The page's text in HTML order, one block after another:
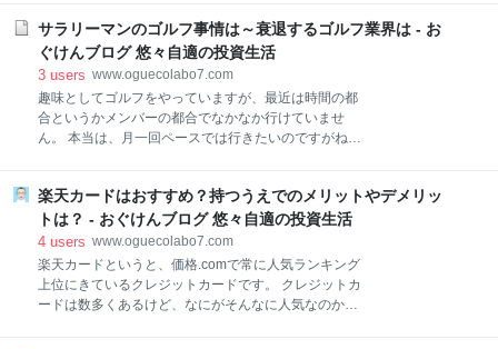
は、1回払い、2回払い、分割払い、リボ払い、ボーナ
ス払い。 海外は、1回払い。 締め日・支払日は、15日
締め・翌月10日払い。 そ
ります。 株投資と異なり、長期でゆっくりと育ててい
く感じですね。 www.oguecolabo7.com 分散型の投資
信託だと、利回りもそんなに激しく動くこともなく、
平均で6％以上は見込めると思います。 少しづつ積立
でのんびりと老後資金を貯めてはいかがでしょうか。
投資信託 購入商品一覧（07/03時点） 買っている投資
投信プラス 楽天資産形成ファンド(楽天525) 運用状況
◆◆◆SBI証券（+楽天証券） ◆◆◆ ◆評価額：
サラリーマンのゴルフ事情は～衰退するゴルフ業界は - お
ぐけんブログ 悠々自適の投資生活
3 users www.oguecolabo7.com
趣味としてゴルフをやっていますが、最近は時間の都
合というかメンバーの都合でなかなか行けていませ
ん。 本当は、月一回ペースでは行きたいのですがね。
減りました。 以前一緒に仕事した人とたまに行ったり
しますが、タイミングが難しくて。 昨今、年休を取れ
って結構会社から言われるので、ゴルフをするために
年休を取るというのが理想なんですが、そうするとな
かなかタイミングが難しくて。 しかし、最近ゴルフ人
口が減ってきているし、人気もなくなってきているよ
楽天カードはおすすめ？持つうえでのメリットやデメリッ
トは？ - おぐけんブログ 悠々自適の投資生活
4 users www.oguecolabo7.com
楽天カードというと、価格.comで常に人気ランキング
上位にきているクレジットカードです。 クレジットカ
ードは数多くあるけど、なにがそんなに人気なのか。